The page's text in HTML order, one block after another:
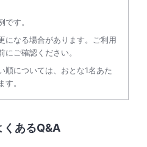
す。
になる場合があります。ご利用
ご確認ください。
順については、おとな1名あた
。
くあるQ&A